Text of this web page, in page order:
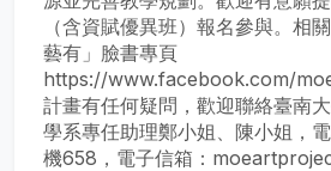
（含資賦優異班）報名參與。相
藝有」臉書專頁
https://www.facebook.com/
計畫有任何疑問，歡迎聯絡臺南
學系專任助理鄭小姐、陳小姐，
機658，電子信箱：